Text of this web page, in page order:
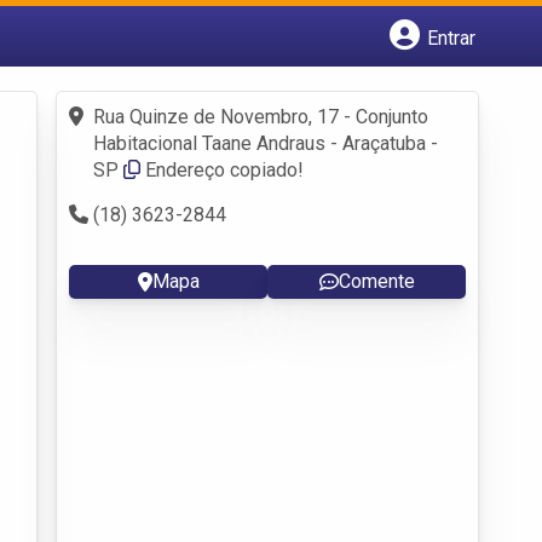
Entrar
Fazer login
Criar conta
Rua Quinze de Novembro, 17 - Conjunto
Habitacional Taane Andraus - Araçatuba -
SP
Endereço copiado!
(18) 3623-2844
Mapa Comente